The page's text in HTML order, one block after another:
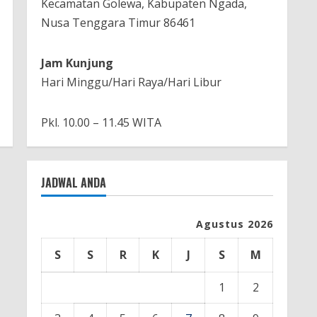
Kecamatan Golewa, Kabupaten Ngada,
Nusa Tenggara Timur 86461
Jam Kunjung
Hari Minggu/Hari Raya/Hari Libur
Pkl. 10.00 – 11.45 WITA
JADWAL ANDA
Agustus 2026
S S R K J S M
1
2